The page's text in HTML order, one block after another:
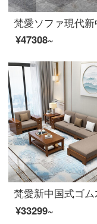
¥47308~
¥33299~